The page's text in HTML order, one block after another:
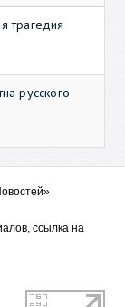
трагедия
русского
ссылка на